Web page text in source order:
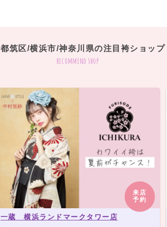
都筑区/横浜市/神奈川県の注目袴ショップ
recommend shop
来店
予約
一蔵 横浜ランドマークタワー店